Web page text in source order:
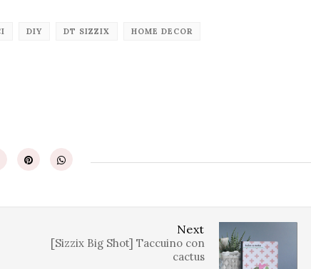
DIY DT SIZZIX HOME DECOR
Next
[Sizzix Big Shot] Taccuino con
cactus